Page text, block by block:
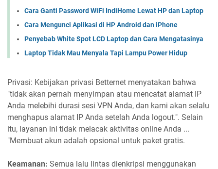
Cara Ganti Password WiFi IndiHome Lewat HP dan Laptop
Cara Mengunci Aplikasi di HP Android dan iPhone
Penyebab White Spot LCD Laptop dan Cara Mengatasinya
Laptop Tidak Mau Menyala Tapi Lampu Power Hidup
Privasi: Kebijakan privasi Betternet menyatakan bahwa
"tidak akan pernah menyimpan atau mencatat alamat IP
Anda melebihi durasi sesi VPN Anda, dan kami akan selalu
menghapus alamat IP Anda setelah Anda logout.". Selain
itu, layanan ini tidak melacak aktivitas online Anda ...
"Membuat akun adalah opsional untuk paket gratis.
Keamanan: Semua lalu lintas dienkripsi menggunakan